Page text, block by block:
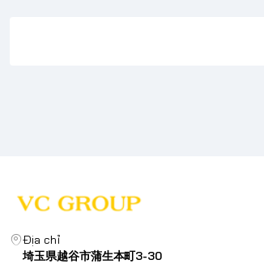
Địa chỉ
埼玉県越谷市蒲生本町3-30